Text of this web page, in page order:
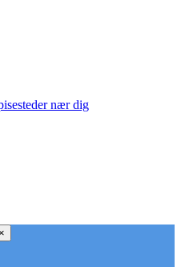
nær dig
×